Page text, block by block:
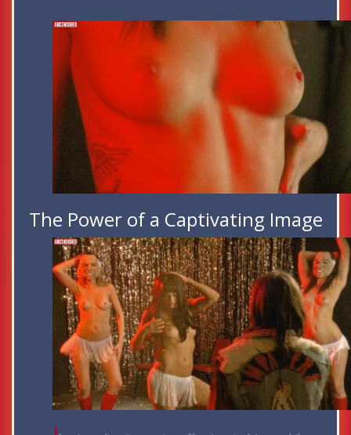
The Power of a Captivating Image